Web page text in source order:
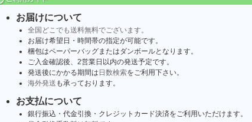
お届けについて
全国どこでも送料無料でございます。
お届け希望日・時間帯の指定が可能です。
梱包はペーパーバッグまたはダンボールとなります。
ご入金確認後、2営業日以内の発送予定です。
発送後にかかる期間は 日数検索をご利用下さい。
海外発送 も承っております。
お支払について
銀行振込・代金引換・クレジットカード決済をご利用いただけます。